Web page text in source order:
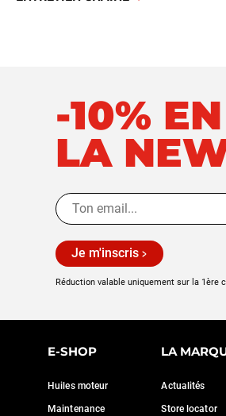
DE VOUS
Nous utilisons quelques services pour
-10%
LA
Je m'inscris
Réduction valable uniquement sur la 1ère
E-SHOP
Huiles moteur
Maintenance
LA
Actualités
Store locator